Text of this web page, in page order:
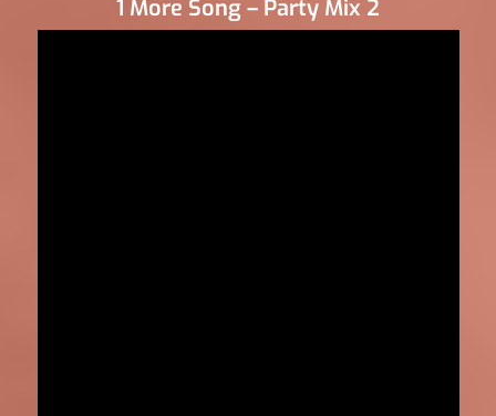
1 More Song – Party Mix 2